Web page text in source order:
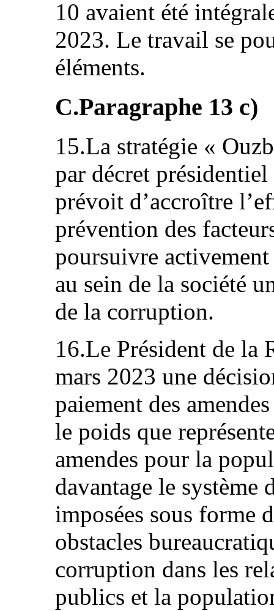
10 avaient été
2023. Le travail se
éléments.
C.Paragraphe 13 c)
15.La stratégie «
par décret
prévoit d’accroître
prévention des
poursuivre
au sein de la société
de la corruption.
16.Le Président de la
mars 2023 une
paiement des
le poids que
amendes pour la
davantage le système
imposées sous forme
obstacles
corruption dans les
publics et la